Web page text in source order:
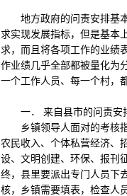
地方政府的问责安排基本
求实现发展指标，但是基本
求，而且将各项工作的业绩
作业绩几乎全部都被量化为
一个工作人员、每一个村，
一． 来自县市的问责安
乡镇领导人面对的考核指
农民收入、个体私营经济、
设、文明创建、环保、报刊
终，县里要派出专门人员下
核，乡镇需要填表，检查人